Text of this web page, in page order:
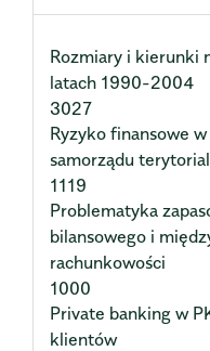
Rozmiary i kierunki
latach 1990-2004
3027
Ryzyko finansowe
samorządu
1119
Problematyka
bilansowego i
rachunkowości
1000
Private banking w
klientów